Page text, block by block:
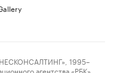
1995–
агентства «РБК»